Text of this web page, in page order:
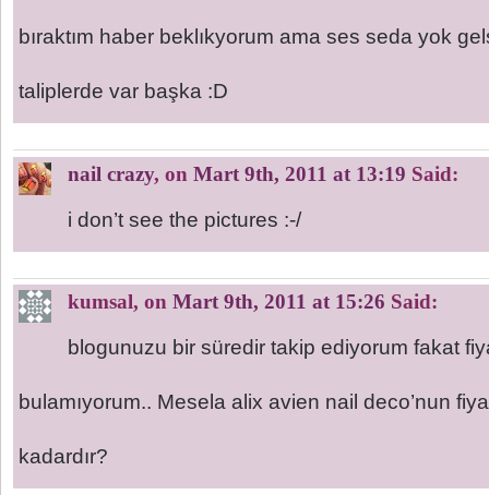
bıraktım haber beklıkyorum ama ses seda yok
taliplerde var başka :D
nail crazy, on Mart 9th, 2011 at 13:19 Said:
i don’t see the pictures :-/
kumsal, on Mart 9th, 2011 at 15:26 Said:
blogunuzu bir süredir takip ediyorum fakat
bulamıyorum.. Mesela alix avien nail deco’nun
kadardır?